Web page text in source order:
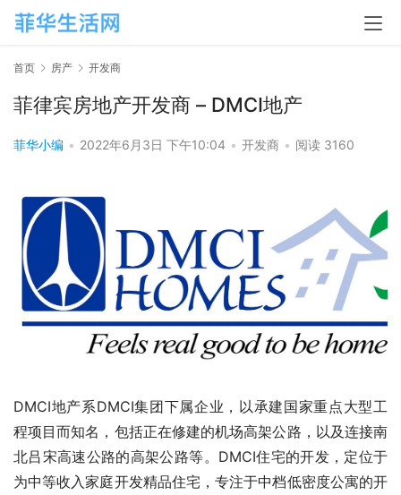
首页 房产 开发商
菲律宾房地产开发商 – DMCI地产
菲华小编 • 2022年6月3日 下午10:04 • 开发商 • 阅读 3160
DMCI地产系DMCI集团下属企业，以承建国家重点大型工
程项目而知名，包括正在修建的机场高架公路，以及连接南
北吕宋高速公路的高架公路等。DMCI住宅的开发，定位于
为中等收入家庭开发精品住宅，专注于中档低密度公寓的开